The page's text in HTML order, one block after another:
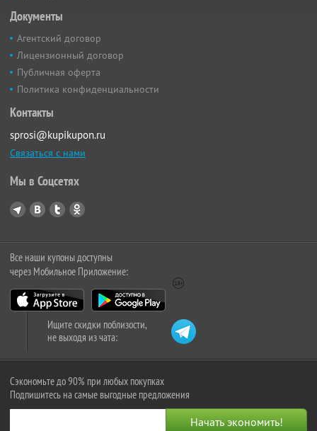
Документы
Агентский договор
Лицензионный договор
Публичная оферта
Политика конфиденциальности
Контакты
sprosi@kupikupon.ru
Связаться с нами
Мы в Соцсетях
Все наши купоны доступны
через Мобильное Приложение:
Ищите скидки поблизости,
не выходя из чата:
Сэкономьте до 90% при любых покупках
Подпишитесь на самые выгодные предложения